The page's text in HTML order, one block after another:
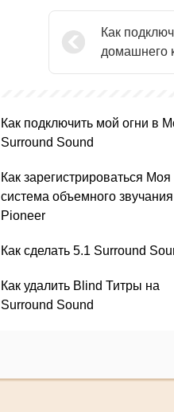
Как
домашнего
Как подключить мой огни в
Surround Sound
Как зарегистрироваться Моя
система объемного звучания
Pioneer
Как сделать 5.1 Surround
Как удалить Blind Титры на
Surround Sound